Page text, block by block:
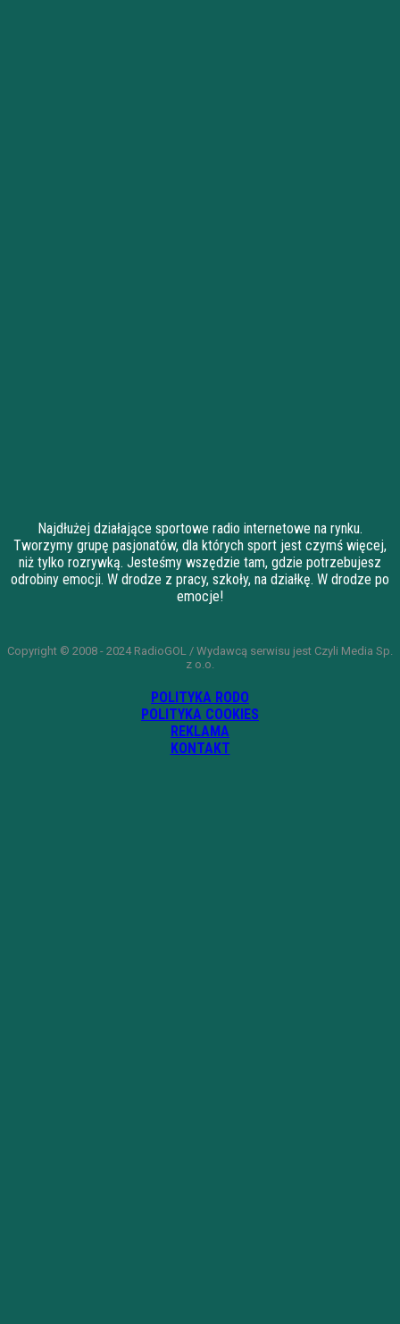
Najdłużej działające sportowe radio internetowe na rynku.
Tworzymy grupę pasjonatów, dla których sport jest czymś więcej,
niż tylko rozrywką. Jesteśmy wszędzie tam, gdzie potrzebujesz
odrobiny emocji. W drodze z pracy, szkoły, na działkę. W drodze po
emocje!
Copyright © 2008 - 2024 RadioGOL / Wydawcą serwisu jest Czyli Media Sp.
z o.o.
POLITYKA RODO
POLITYKA COOKIES
REKLAMA
KONTAKT